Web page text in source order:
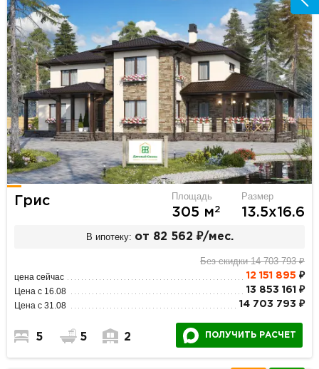
Грис Площадь
305 м2
Размер
13.5х16.6
В ипотеку: от 82 562 ₽/мес.
Без скидки 14 703 793 ₽
цена сейчас 12 151 895 ₽
Цена с 16.08 13 853 161 ₽
Цена с 31.08 14 703 793 ₽
5 5 2 ПОЛУЧИТЬ РАСЧЕТ